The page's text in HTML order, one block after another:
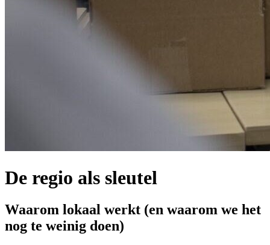
De regio als sleutel
Waarom lokaal werkt (en waarom we het
nog te weinig doen)